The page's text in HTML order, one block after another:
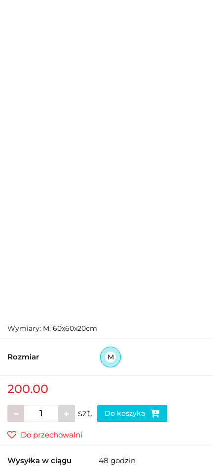
Wymiary: M: 60x60x20cm
Rozmiar M
200.00
szt. Do koszyka
Do przechowalni
Wysyłka w ciągu 48 godzin